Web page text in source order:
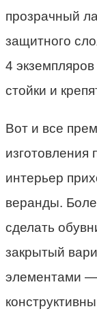
прозрачный
защитного
4
стойки и
Вот и все
изготовления
интерьер
веранды.
сделать
закрытый
элементами